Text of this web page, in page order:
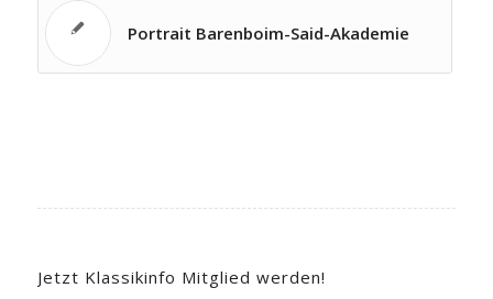
Portrait Barenboim-Said-Akademie
Jetzt Klassikinfo Mitglied werden!